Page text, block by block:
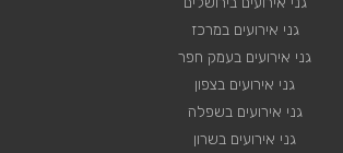
גני אירועים במרכז
גני אירועים בעמק חפר
גני אירועים בצפון
גני אירועים בשפלה
גני אירועים בשרון